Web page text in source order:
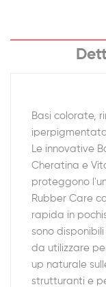
Basi colorate,
Le innovative
Cheratina e
proteggono
Rubber Care
rapida in
sono
da utilizzare
up naturale
strutturanti e